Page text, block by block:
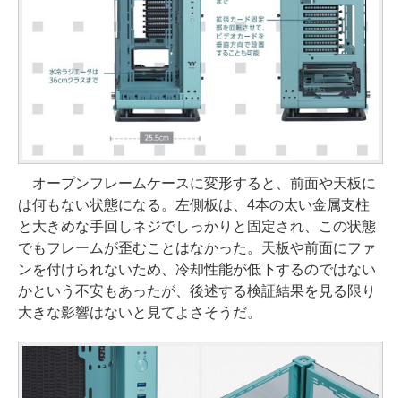
オープンフレームケースに変形すると、前面や天板に
は何もない状態になる。左側板は、4本の太い金属支柱
と大きめな手回しネジでしっかりと固定され、この状態
でもフレームが歪むことはなかった。天板や前面にファ
ンを付けられないため、冷却性能が低下するのではない
かという不安もあったが、後述する検証結果を見る限り
大きな影響はないと見てよさそうだ。